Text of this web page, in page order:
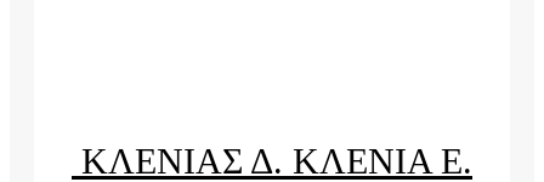
ΚΛΕΝΙΑΣ Δ. ΚΛΕΝΙΑ Ε.